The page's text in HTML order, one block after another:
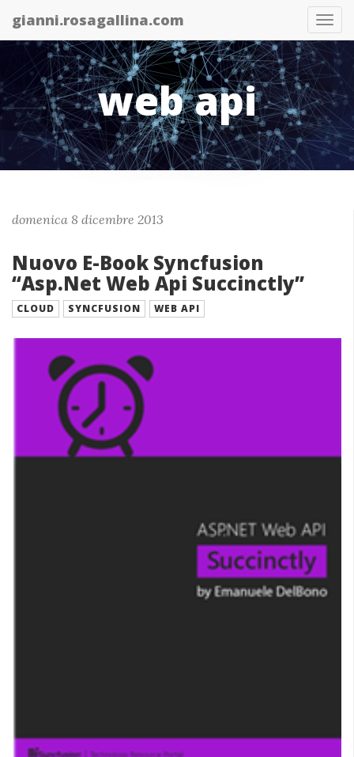
gianni.rosagallina.com
web api
domenica 8 dicembre 2013
Nuovo E-Book Syncfusion
“Asp.Net Web Api Succinctly”
CLOUD SYNCFUSION WEB API